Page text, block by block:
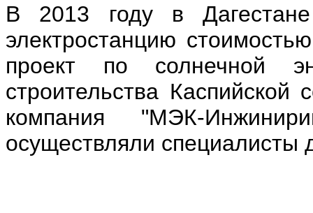
В 2013 году в Дагестане
электростанцию
проект по солнечной
строительства Каспийской
компания "МЭК-
осуществляли специалисты